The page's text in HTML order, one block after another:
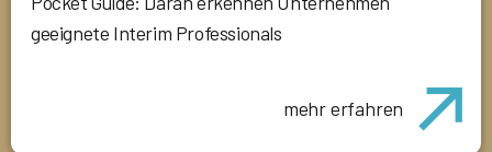
geeignete Interim Professionals
mehr erfahren